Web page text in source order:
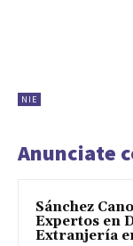
NIE
Anunciate
Sánchez
Expertos en
Extranjería